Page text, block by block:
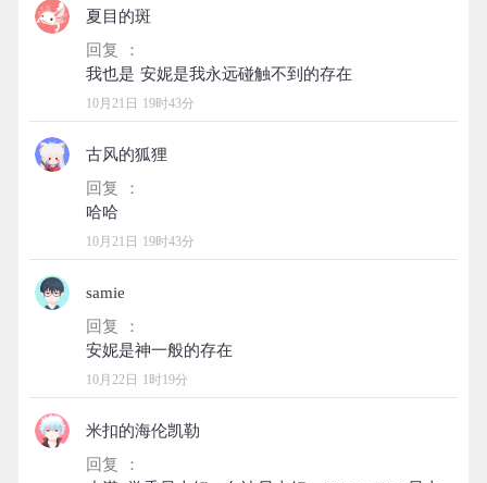
夏目的斑
回复 ：
10月21日 19时43分
古风的狐狸
回复 ：
10月21日 19时43分
samie
回复 ：
10月22日 1时19分
米扣的海伦凯勒
回复 ：